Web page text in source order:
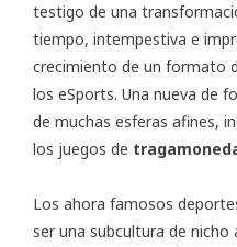
testigo de una
tiempo, intempestiva e
crecimiento de un formato
los eSports. Una nueva de
de muchas esferas afines,
los juegos de
Los ahora famosos
ser una subcultura de